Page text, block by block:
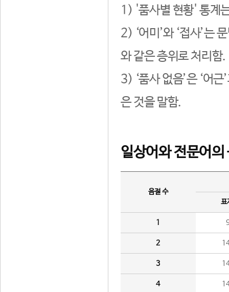
1) '품사별 현황' 통계
2) ‘어미’와 ‘접사’는
와 같은 층위로 처리함.
3) ‘품사 없음’은 ‘어
은 것을 말함.
일상어와 전문어의
음절 수
표
1
2
3
4